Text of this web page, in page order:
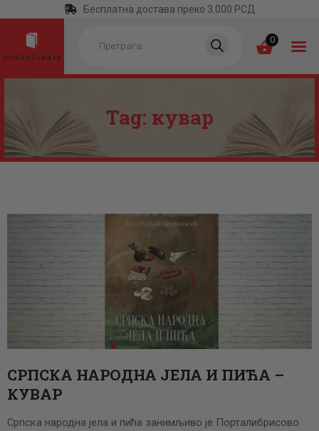
Бесплатна достава преко 3.000 РСД
search 0
Tag: кувар
ПОЧЕТНА
КАТЕГОРИЈЕ
ОТРГНУТО ОД
ЗАБОРАВА
АУТОРИ
АКТУЕЛНОСТИ
ЦЕНОВНИК
ПИСМО
СРПСКА НАРОДНА ЈЕЛА И ПИЋА –
КУВАР
Српска народна јела и пића занимљиво је Порталибрисово